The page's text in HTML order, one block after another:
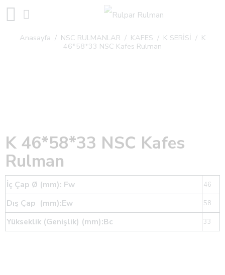
Anasayfa / NSC RULMANLAR / KAFES / K SERİSİ / K
46*58*33 NSC Kafes Rulman
K 46*58*33 NSC Kafes
Rulman
İç Çap Ø (mm): Fw 46
Dış Çap (mm):Ew 58
Yükseklik (Genişlik) (mm):Bc 33